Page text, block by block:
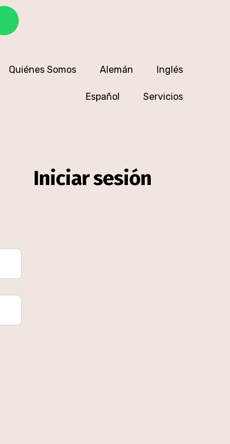
Quiénes Somos Alemán Inglés
Español Servicios
Iniciar sesión